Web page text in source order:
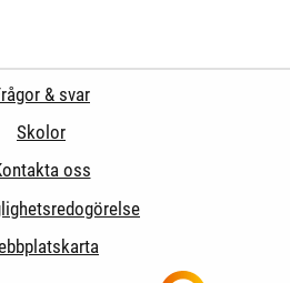
& svar
Skolor
oss